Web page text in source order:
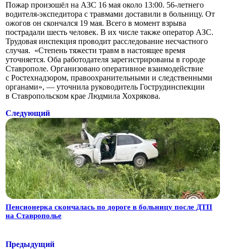
Пожар произошёл на АЗС 16 мая около 13:00. 56-летнего
водителя-экспедитора с травмами доставили в больницу. От
ожогов он скончался 19 мая. Всего в момент взрыва
пострадали шесть человек. В их числе также оператор АЗС.
Трудовая инспекция проводит расследование несчастного
случая. «Степень тяжести травм в настоящее время
уточняется. Оба работодателя зарегистрированы в городе
Ставрополе. Организовано оперативное взаимодействие
с Ростехнадзором, правоохранительными и следственными
органами», — уточнила руководитель Гострудинспекции
в Ставропольском крае Людмила Хохрякова.
Следующий
Пенсионерка скончалась по дороге в больницу после ДТП
на Ставрополье
Предыдущий